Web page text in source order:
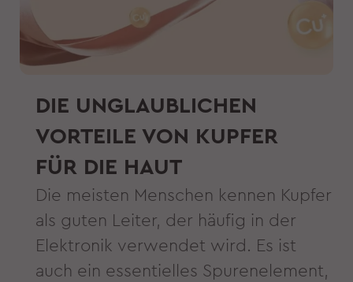
DIE UNGLAUBLICHEN
VORTEILE VON KUPFER
FÜR DIE HAUT
Die meisten Menschen kennen Kupfer
als guten Leiter, der häufig in der
Elektronik verwendet wird. Es ist
auch ein essentielles Spurenelement,